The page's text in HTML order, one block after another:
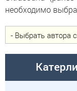
необходимо